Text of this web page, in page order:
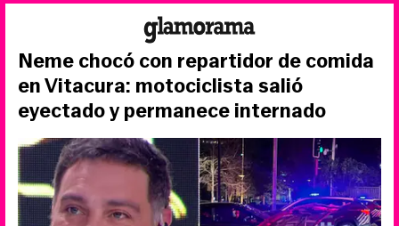
Neme chocó con repartidor de comida
en Vitacura: motociclista salió
eyectado y permanece internado